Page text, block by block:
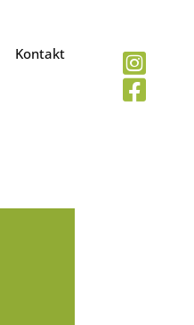
Kontakt

